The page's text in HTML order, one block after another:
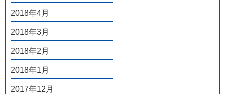
2018年4月
2018年3月
2018年2月
2018年1月
2017年12月